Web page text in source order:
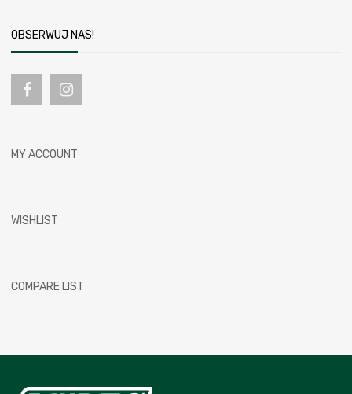
OBSERWUJ NAS!
MY ACCOUNT
WISHLIST
COMPARE LIST